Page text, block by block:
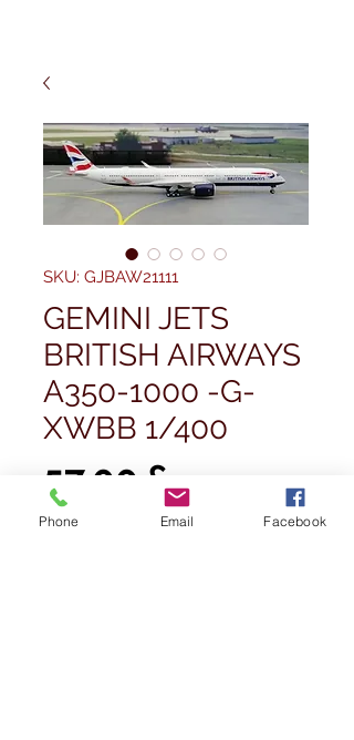
SKU: GJBAW21111
GEMINI JETS
BRITISH AIRWAYS
A350-1000 -G-
XWBB 1/400
57,00 £Prezzo
Phone Email Facebook